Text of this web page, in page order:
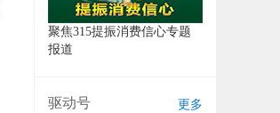
聚焦315提振消费信心专题
报道
驱动号 更多